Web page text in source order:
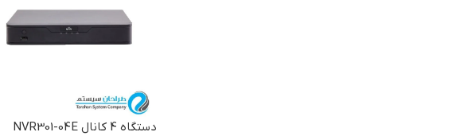
دستگاه 4 کانال NVR301-04E